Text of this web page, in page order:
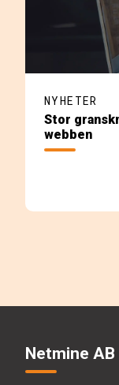
NYHETER
Stor
webben
Netmine AB